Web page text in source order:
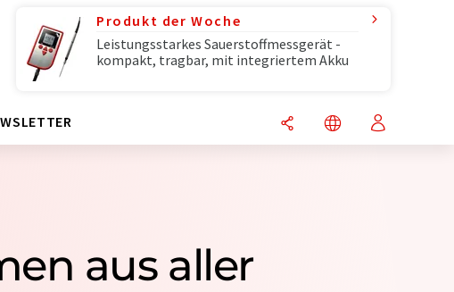
Produkt der Woche
Leistungsstarkes Sauerstoffmessgerät -
kompakt, tragbar, mit integriertem Akku
aus aller